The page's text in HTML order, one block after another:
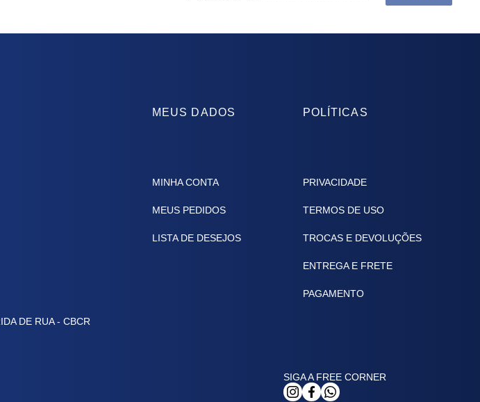
DE RUA - CBCR
MEUS DADOS
MINHA CONTA
MEUS PEDIDOS
LISTA DE DESEJOS
POLÍTICAS
PRIVACIDADE
TERMOS DE USO
TROCAS E DEVOLUÇÕES
ENTREGA E FRETE
PAGAMENTO
SIGA A FREE CORNER